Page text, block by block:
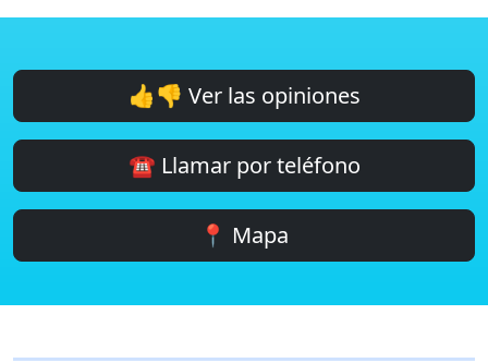
👍👎 Ver las opiniones
☎️ Llamar por teléfono
📍 Mapa